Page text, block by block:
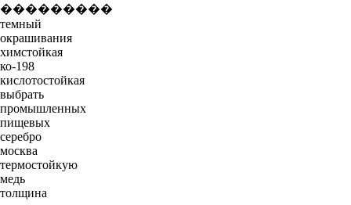
���������
темный
окрашивания
химстойкая
ко-198
кислотостойкая
выбрать
промышленных
пищевых
серебро
москва
термостойкую
медь
толщина